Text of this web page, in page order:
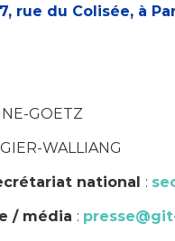
rue du Colisée, à
GOETZ
WALLIANG
national :
/ média :